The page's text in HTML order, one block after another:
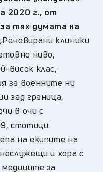
2020 г., от
тях думата на
клиники
ниво,
висок клас,
за военните ни
зад граница,
в очи с
стотици
на екипите на
и хора с
за